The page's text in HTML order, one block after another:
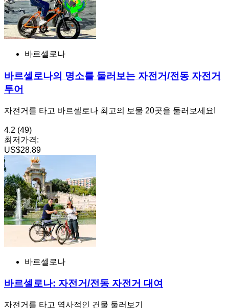
바르셀로나
바르셀로나의 명소를 둘러보는 자전거/전동 자전거
투어
자전거를 타고 바르셀로나 최고의 보물 20곳을 둘러보세요!
4.2 (49)
최저가격:
US$28.89
바르셀로나
바르셀로나: 자전거/전동 자전거 대여
자전거를 타고 역사적인 건물 둘러보기